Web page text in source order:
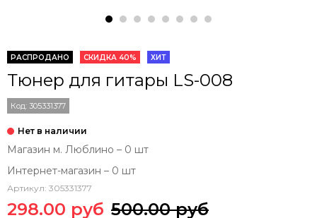
РАСПРОДАНО СКИДКА 40% ХИТ
Тюнер для гитары LS-008
Код: 305331377
Магазин м. Люблино – 0 шт
Интернет-магазин – 0 шт
Артикул: 305331377
298.00 руб 500.00 руб